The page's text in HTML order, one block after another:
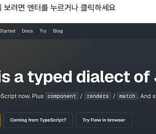
보려면 엔터를 누르거나 클릭하세요